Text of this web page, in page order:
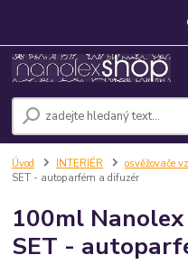
Úvod INTERIÉR osvěžovače
SET - autoparfém a difuzér
100ml Nanolex
SET -